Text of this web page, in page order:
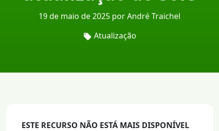
19 de maio de 2025 por André Traichel
Atualização
ESTE RECURSO NÃO ESTÁ MAIS DISPONÍVEL